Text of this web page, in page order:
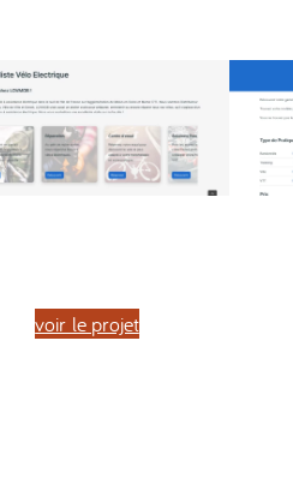
voir le projet